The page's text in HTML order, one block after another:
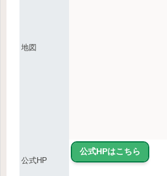
地図
公式HP
公式HPはこちら